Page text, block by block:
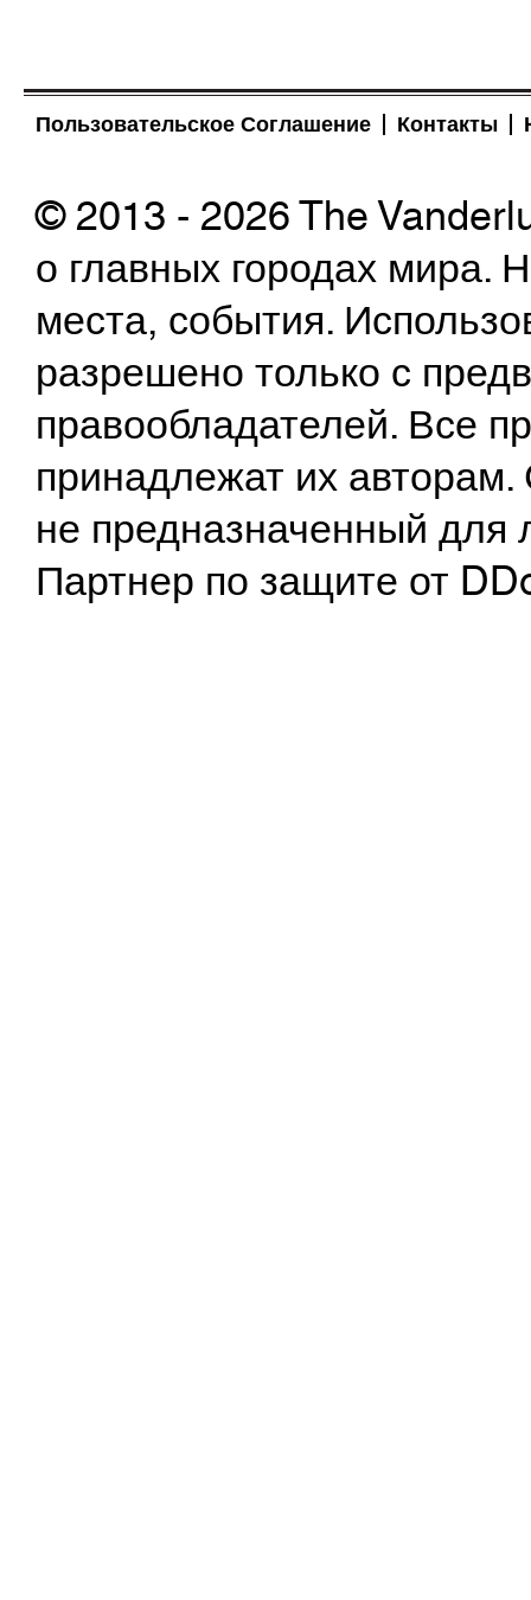
Пользовательское Соглашение Контакты
© 2013 - 2026 The
о главных городах
места, события.
разрешено только с
правообладателей. Все
принадлежат их
не предназначенный
Партнер по защите от